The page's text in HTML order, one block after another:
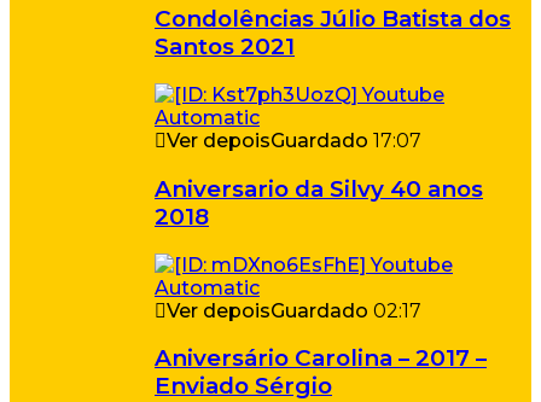
Condolências Júlio Batista dos
Santos 2021
Ver depoisGuardado 17:07
Aniversario da Silvy 40 anos
2018
Ver depoisGuardado 02:17
Aniversário Carolina – 2017 –
Enviado Sérgio